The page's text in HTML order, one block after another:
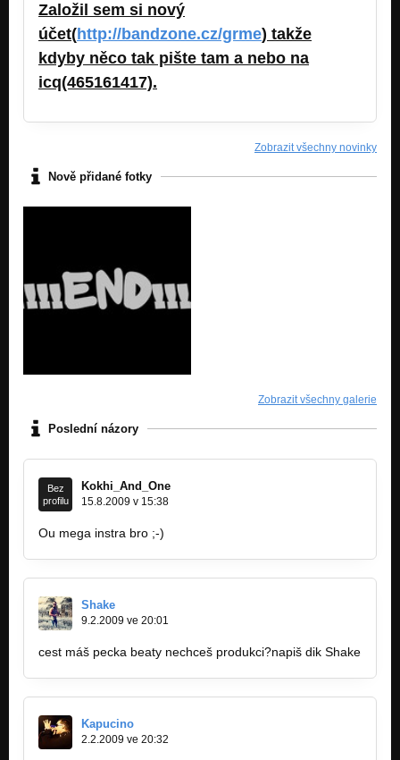
Založil sem si nový
účet(http://bandzone.cz/grme) takže
kdyby něco tak pište tam a nebo na
icq(465161417).
Zobrazit všechny novinky
Nově přidané fotky
Zobrazit všechny galerie
Poslední názory
Bez
profilu
Kokhi_And_One
15.8.2009 v 15:38
Ou mega instra bro ;-)
Shake
9.2.2009 ve 20:01
cest máš pecka beaty nechceš produkci?napiš dik Shake
Kapucino
2.2.2009 ve 20:32